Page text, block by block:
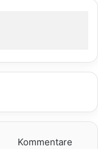
Kommentare